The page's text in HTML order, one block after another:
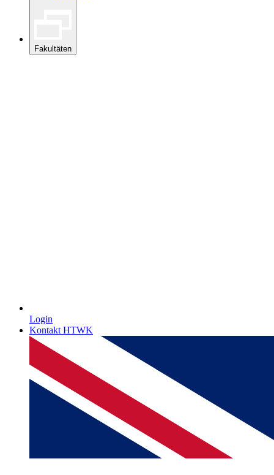
Fakultäten
Login
Kontakt HTWK